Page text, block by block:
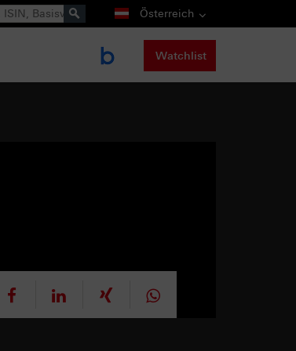
Österreich
Watchlist
mitteilen